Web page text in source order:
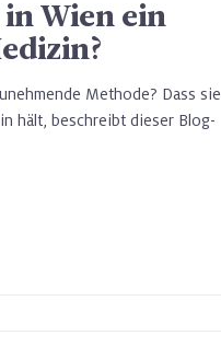
Wien ein
Methode? Dass sie
hält, beschreibt dieser Blog-